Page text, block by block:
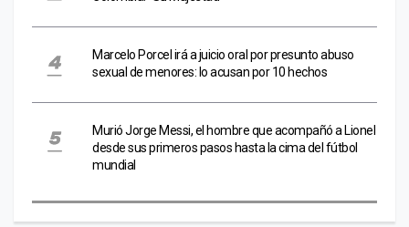
Marcelo Porcel irá a juicio oral por presunto abuso
sexual de menores: lo acusan por 10 hechos
Murió Jorge Messi, el hombre que acompañó a Lionel
desde sus primeros pasos hasta la cima del fútbol
mundial